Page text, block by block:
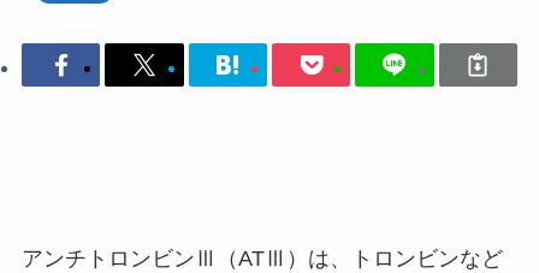
アンチトロンビンⅢ（ATⅢ）は、トロンビンなど